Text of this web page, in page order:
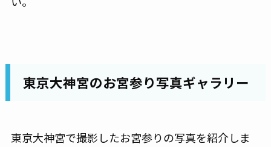
東京大神宮のお宮参り写真ギャラリー
東京大神宮で撮影したお宮参りの写真を紹介しま